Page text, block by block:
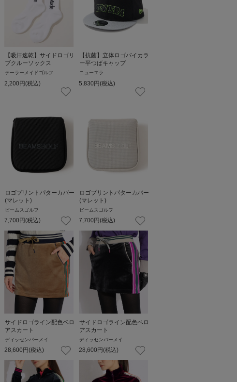
【吸汗速乾】サイドロゴリ
ブクルーソックス
テーラーメイドゴルフ
2,200円(税込)
【抗菌】立体ロゴバイカラ
ー平つばキャップ
ニューエラ
5,830円(税込)
ロゴプリントパターカバー
(マレット)
ビームスゴルフ
7,700 円(税込)
ロゴプリントパターカバー
(マレット)
ビームスゴルフ
7,700 円(税込)
サイドロゴライン配色ベロ
アスカート
ディッセンバーメイ
28,600 円(税込)
サイドロゴライン配色ベロ
アスカート
ディッセンバーメイ
28,600 円(税込)